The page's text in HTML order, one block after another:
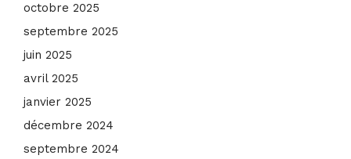
octobre 2025
septembre 2025
juin 2025
avril 2025
janvier 2025
décembre 2024
septembre 2024